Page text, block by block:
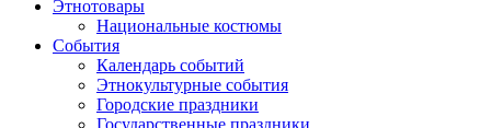
Этнотовары
Национальные костюмы
События
Календарь событий
Этнокультурные события
Городские праздники
Государственные праздники